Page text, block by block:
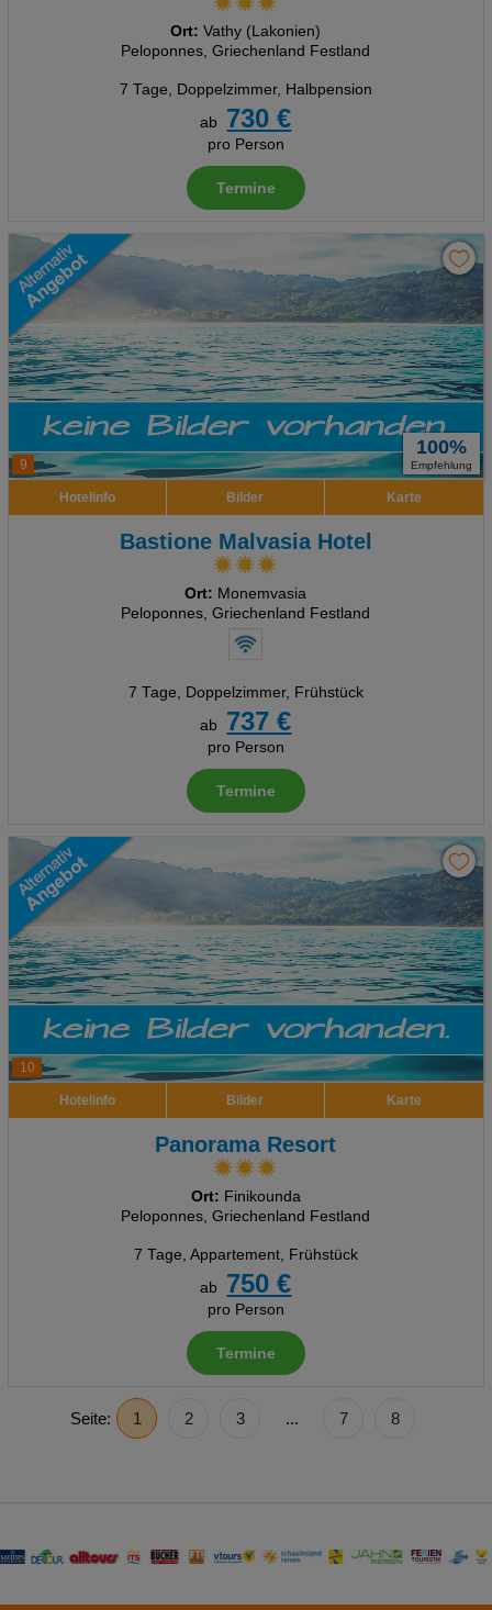
Ort: Vathy (Lakonien)
Peloponnes, Griechenland Festland
7 Tage, Doppelzimmer, Halbpension
ab
730 €
pro Person
Termine
9
100%
Empfehlung
Hotelinfo Bilder Karte
Bastione Malvasia Hotel
Ort: Monemvasia
Peloponnes, Griechenland Festland
7 Tage, Doppelzimmer, Frühstück
ab
737 €
pro Person
Termine
10
Hotelinfo Bilder Karte
Panorama Resort
Ort: Finikounda
Peloponnes, Griechenland Festland
7 Tage, Appartement, Frühstück
ab
750 €
pro Person
Termine
Seite: 1 2 3 ... 7 8